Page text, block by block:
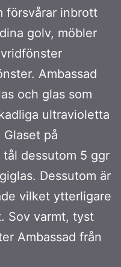
försvårar inbrott
golv, möbler
Ambassad
och glas som
ultravioletta
på
dessutom 5 ggr
Dessutom är
vilket ytterligare
Sov varmt, tyst
Ambassad från